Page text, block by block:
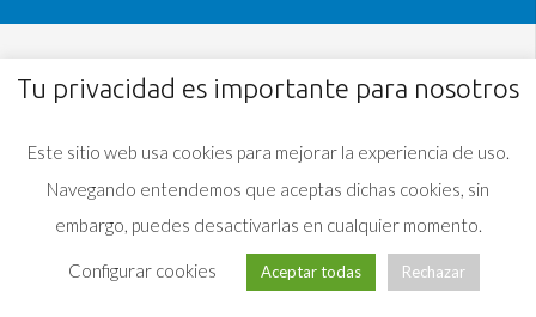
Tu privacidad es importante para nosotros
Este sitio web usa cookies para mejorar la experiencia de uso.
Navegando entendemos que aceptas dichas cookies, sin
embargo, puedes desactivarlas en cualquier momento.
Configurar cookies Aceptar todas Rechazar